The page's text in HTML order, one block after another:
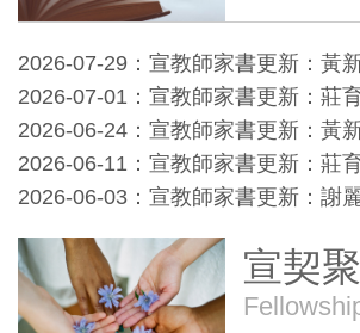
一、湖口蒙福之家 (1)感謝神，王師
結果一切正常。蒙福之家同工、傳
2026-07-29：宣教師家書更新：黃
2026-07-01：宣教師家書更新：莊
2026-06-24：宣教師家書更新：黃
2026-06-11：宣教師家書更新：莊
2026-06-03：宣教師家書更新：謝
宣契